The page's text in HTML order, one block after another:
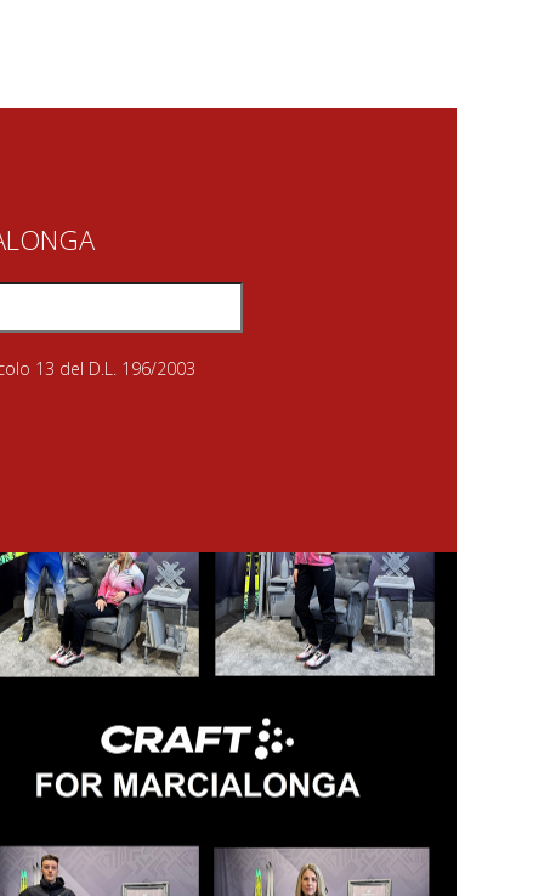
13 del D.L. 196/2003